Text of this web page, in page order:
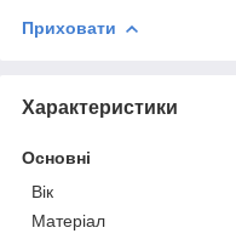
Приховати
Характеристики
Основні
Вік
Матеріал